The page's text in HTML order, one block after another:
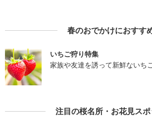
春のおでかけにおすす
いちご狩り特集
家族や友達を誘って新鮮ないち
注目の桜名所・お花見スポ